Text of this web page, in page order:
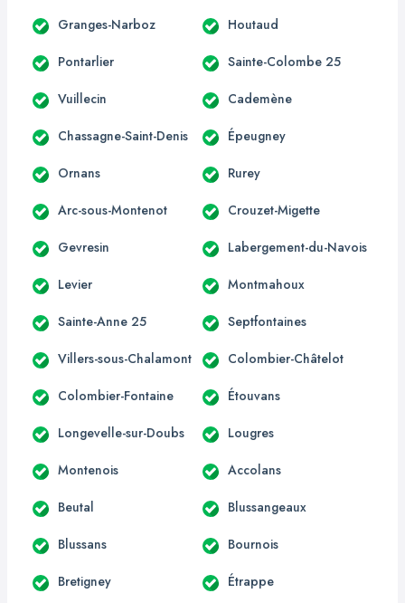
Granges-Narboz Houtaud
Pontarlier Sainte-Colombe 25
Vuillecin Cademène
Chassagne-Saint-Denis Épeugney
Ornans Rurey
Arc-sous-Montenot Crouzet-Migette
Gevresin Labergement-du-Navois
Levier Montmahoux
Sainte-Anne 25 Septfontaines
Villers-sous-Chalamont Colombier-Châtelot
Colombier-Fontaine Étouvans
Longevelle-sur-Doubs Lougres
Montenois Accolans
Beutal Blussangeaux
Blussans Bournois
Bretigney Étrappe